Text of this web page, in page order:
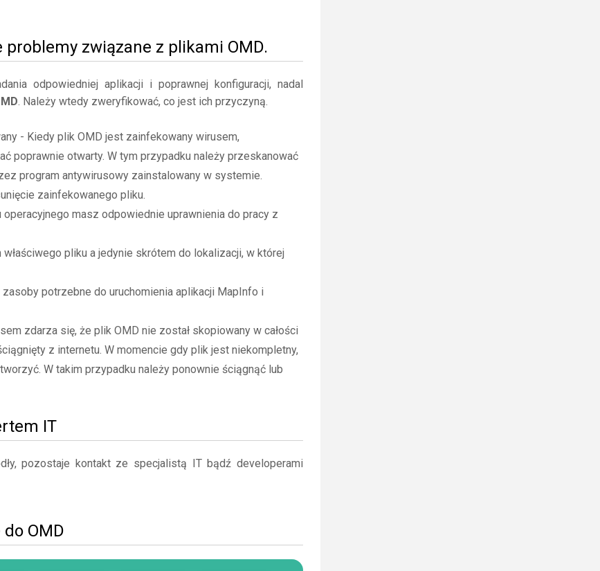
związane z plikami OMD.
odpowiedniej aplikacji i poprawnej konfiguracji, nadal
. Należy wtedy zweryfikować, co jest ich przyczyną.
- Kiedy plik OMD jest zainfekowany wirusem,
poprawnie otwarty. W tym przypadku należy przeskanować
program antywirusowy zainstalowany w systemie.
zainfekowanego pliku.
masz odpowiednie uprawnienia do pracy z
pliku a jedynie skrótem do lokalizacji, w której
potrzebne do uruchomienia aplikacji MapInfo i
zdarza się, że plik OMD nie został skopiowany w całości
z internetu. W momencie gdy plik jest niekompletny,
W takim przypadku należy ponownie ściągnąć lub
IT
pozostaje kontakt ze specjalistą IT bądź developerami
OMD